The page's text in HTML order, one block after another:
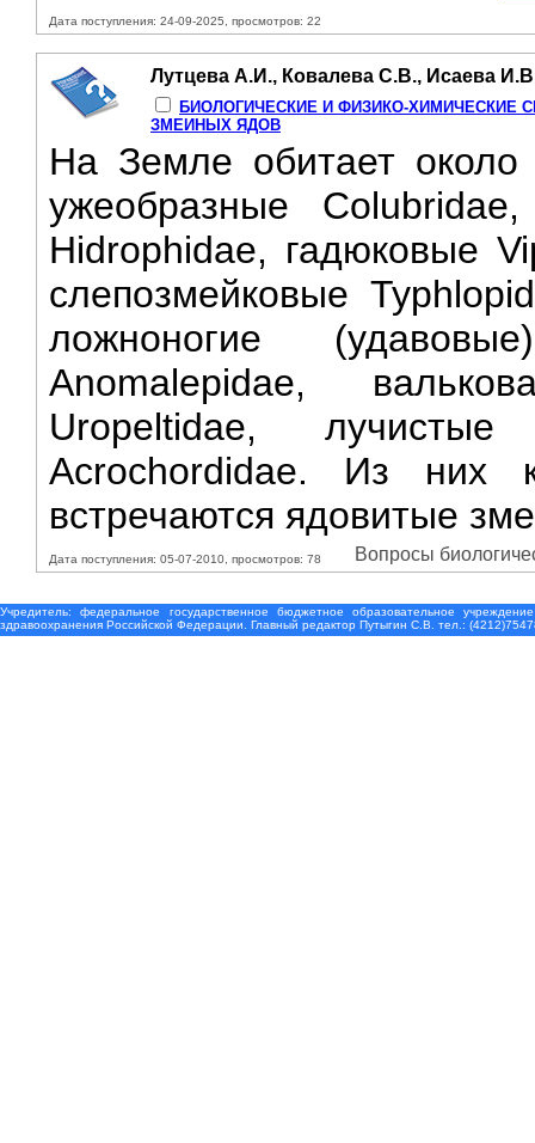
Дата поступления: 24-09-2025, просмотров: 22
Лутцева А.И., Ковалева С.В., Исаева
БИОЛОГИЧЕСКИЕ И ФИЗИКО-ХИМИЧЕСКИЕ
ЗМЕИНЫХ ЯДОВ
На Земле обитает
ужеобразные
Hidrophidae, гадюковые
слепозмейковые
ложноногие
Anomalepidae,
Uropeltidae, лучистые
Acrochordidae. Из них
встречаются ядовитые
Дата поступления: 05-07-2010, просмотров: 78 Вопросы
Учредитель: федеральное государственное бюджетное образовательное
здравоохранения Российской Федерации. Главный редактор Путыгин С.В. тел.: